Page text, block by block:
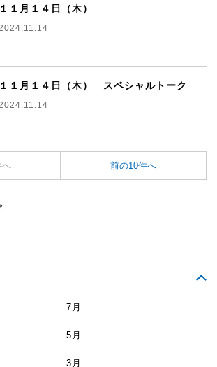
１１月１４日（木）
１１月１４日（木） スペシャルトーク
2024.11.14
へ 前の10件へ
7月
5月
3月